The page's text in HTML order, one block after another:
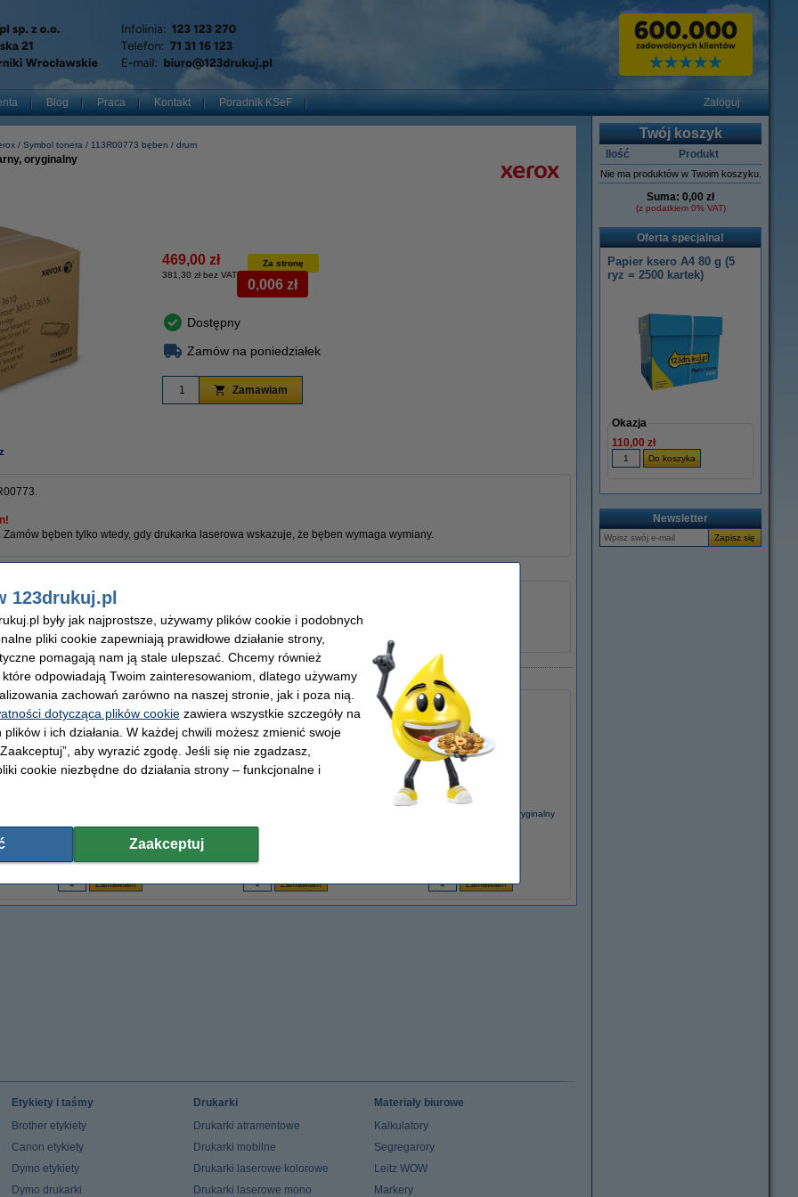
Blog Praca Kontakt Poradnik KSeF Zaloguj
Symbol tonera 113R00773 bęben / drum
oryginalny
469,00 zł
381,30 zł bez VAT
Za stronę
0,006 zł
Dostępny
Zamów na poniedziałek
Zamawiam
bęben tylko wtedy, gdy drukarka laserowa wskazuje, że bęben wymaga wymiany.
światłoczuły OEM:
Numer artykułu:
(z VAT)
Brother TN-B023 toner czarny, oryginalny
Twój koszyk
Ilość Produkt
Nie ma produktów w Twoim koszyku.
Suma: 0,00 zł
(z podatkiem 0% VAT)
Oferta specjalna!
Papier ksero A4 80 g (5
ryz = 2500 kartek)
Okazja
110,00 zł
Newsletter
Etykiety i taśmy
Brother etykiety
Canon etykiety
Dymo etykiety
Dymo drukarki
Drukarki
Drukarki atramentowe
Drukarki mobilne
Drukarki laserowe kolorowe
Drukarki laserowe mono
Materiały biurowe
Kalkulatory
Segregarory
Leitz WOW
Markery
123drukuj.pl
były jak najprostsze, używamy plików cookie i podobnych
pliki cookie zapewniają prawidłowe działanie strony,
pomagają nam ją stale ulepszać. Chcemy również
odpowiadają Twoim zainteresowaniom, dlatego używamy
zachowań zarówno na naszej stronie, jak i poza nią.
dotycząca plików cookiezawiera wszystkie szczegóły na
i ich działania. W każdej chwili możesz zmienić swoje
aby wyrazić zgodę. Jeśli się nie zgadzasz,
cookie niezbędne do działania strony – funkcjonalne i
Zaakceptuj